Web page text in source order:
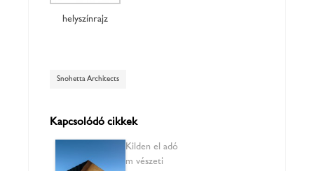
helyszínrajz
Snohetta Architects
Kapcsolódó cikkek
Kilden előadó
művészeti